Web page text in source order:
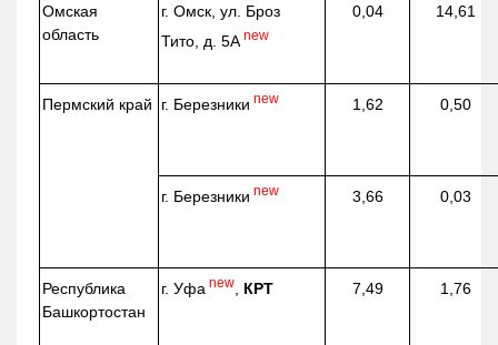
Омская
область
г. Омск, ул. Броз
Тито, д. 5А new
0,04 14,61
Пермский край г. Березники new 1,62 0,50
г. Березники new 3,66 0,03
Республика
Башкортостан
г. Уфа new КРТ 7,49 1,76